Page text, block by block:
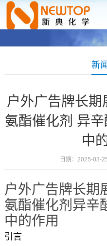
新
户外广告牌长
氨酯催化剂 异
中
日期：2025-03-
户外广告牌长期
氨酯催化剂异辛
中的作用
引言